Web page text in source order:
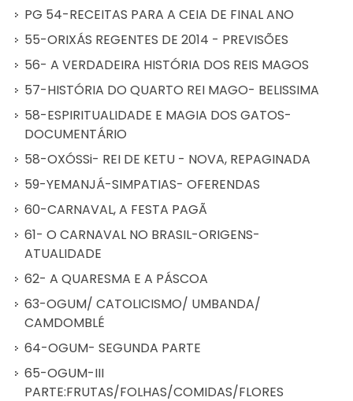
PG 54-RECEITAS PARA A CEIA DE FINAL ANO
55-ORIXÁS REGENTES DE 2014 - PREVISÕES
56- A VERDADEIRA HISTÓRIA DOS REIS MAGOS
57-HISTÓRIA DO QUARTO REI MAGO- BELISSIMA
58-ESPIRITUALIDADE E MAGIA DOS GATOS-
DOCUMENTÁRIO
58-OXÓSSi- REI DE KETU - NOVA, REPAGINADA
59-YEMANJÁ-SIMPATIAS- OFERENDAS
60-CARNAVAL, A FESTA PAGÃ
61- O CARNAVAL NO BRASIL-ORIGENS-
ATUALIDADE
62- A QUARESMA E A PÁSCOA
63-OGUM/ CATOLICISMO/ UMBANDA/
CAMDOMBLÉ
64-OGUM- SEGUNDA PARTE
65-OGUM-III
PARTE:FRUTAS/FOLHAS/COMIDAS/FLORES